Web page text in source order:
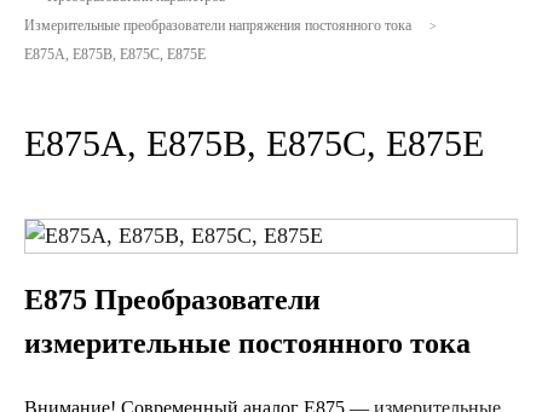
Измерительные преобразователи напряжения постоянного тока >
Е875А, Е875В, Е875С, Е875Е
Е875А, Е875В, Е875С, Е875Е
Е875 Преобразователи
измерительные постоянного тока
Внимание! Современный аналог Е875 — измерительные